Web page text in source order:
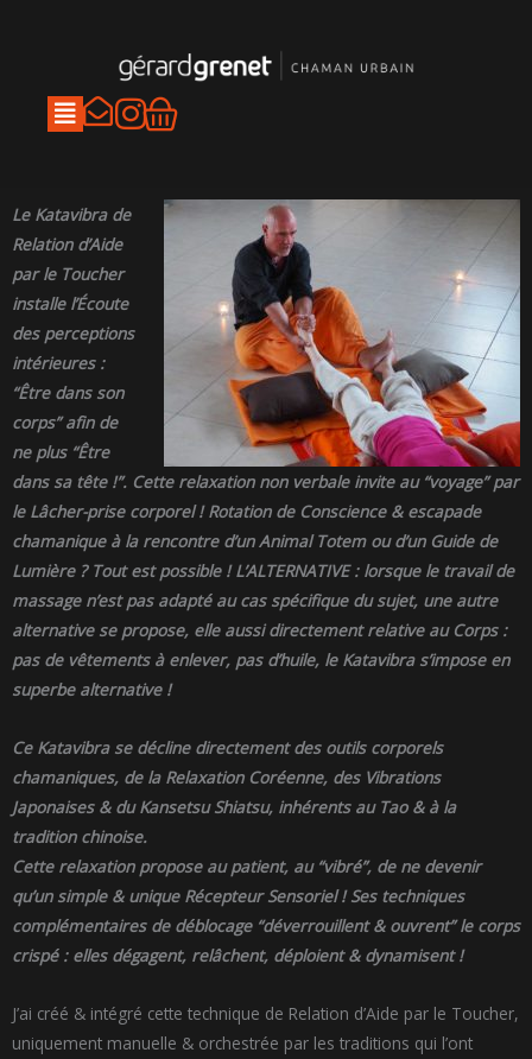
I
n
t
g
r
Panier
Le Katavibra de
Relation d’Aide
par le Toucher
installe l’Écoute
des perceptions
intérieures :
“Être dans son
corps” afin de
ne plus “Être
dans sa tête !”. Cette relaxation non verbale invite au “voyage” par
le Lâcher-prise corporel ! Rotation de Conscience & escapade
chamanique à la rencontre d’un Animal Totem ou d’un Guide de
Lumière ? Tout est possible ! L’ALTERNATIVE : lorsque le travail de
massage n’est pas adapté au cas spécifique du sujet, une autre
alternative se propose, elle aussi directement relative au Corps :
pas de vêtements à enlever, pas d’huile, le Katavibra s’impose en
superbe alternative !
Ce Katavibra se décline directement des outils corporels
chamaniques, de la Relaxation Coréenne, des Vibrations
Japonaises & du Kansetsu Shiatsu, inhérents au Tao & à la
tradition chinoise.
Cette relaxation propose au patient, au “vibré”, de ne devenir
qu’un simple & unique Récepteur Sensoriel ! Ses techniques
complémentaires de déblocage “déverrouillent & ouvrent” le corps
crispé : elles dégagent, relâchent, déploient & dynamisent !
J’ai créé & intégré cette technique de Relation d’Aide par le Toucher,
uniquement manuelle & orchestrée par les traditions qui l’ont